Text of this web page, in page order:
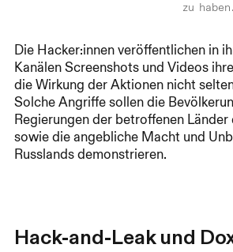
zu haben.
Die Hacker:innen veröffentlichen in
Kanälen Screenshots und Videos
die Wirkung der Aktionen nicht
Solche Angriffe sollen die
Regierungen der betroffenen
sowie die angebliche Macht und
Russlands demonstrieren.
Hack-and-Leak und